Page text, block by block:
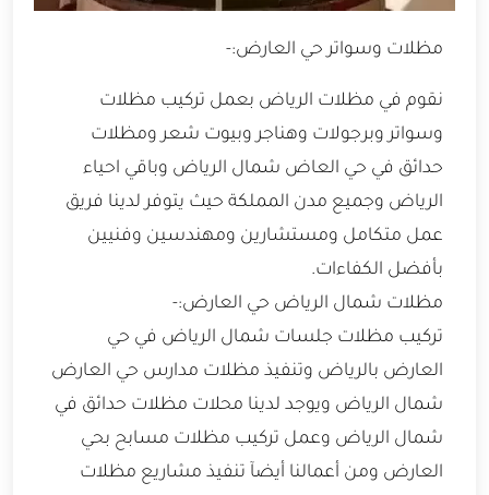
مظلات وسواتر حي العارض:-
نقوم في مظلات الرياض بعمل تركيب مظلات
وسواتر وبرجولات وهناجر وبيوت شعر ومظلات
حدائق في حي العاض شمال الرياض وباقي احياء
الرياض وجميع مدن المملكة حيث يتوفر لدينا فريق
عمل متكامل ومستشارين ومهندسين وفنيين
بأفضل الكفاءات.
مظلات شمال الرياض حي العارض:-
تركيب مظلات جلسات شمال الرياض في حي
العارض بالرياض وتنفيذ مظلات مدارس حي العارض
شمال الرياض ويوجد لدينا محلات مظلات حدائق في
شمال الرياض وعمل تركيب مظلات مسابح بحي
العارض ومن أعمالنا أيضآ تنفيذ مشاريع مظلات